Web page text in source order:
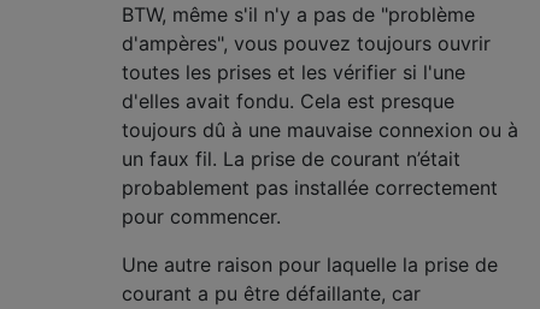
BTW, même s'il n'y a pas de "problème
d'ampères", vous pouvez toujours ouvrir
toutes les prises et les vérifier si l'une
d'elles avait fondu. Cela est presque
toujours dû à une mauvaise connexion ou à
un faux fil. La prise de courant n’était
probablement pas installée correctement
pour commencer.
Une autre raison pour laquelle la prise de
courant a pu être défaillante, car